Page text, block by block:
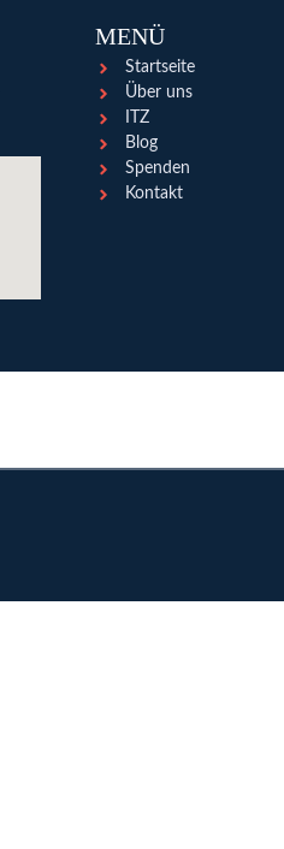
MENÜ
Startseite
Über uns
ITZ
Blog
Spenden
Kontakt